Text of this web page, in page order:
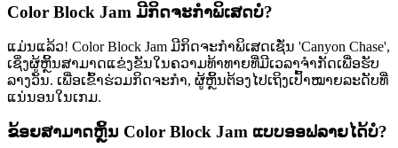
Color Block Jam ມີກິດຈະກຳພິເສດບໍ?
ແມ່ນແລ້ວ! Color Block Jam ມີກິດຈະກຳພິເສດເຊັ່ນ 'Canyon Chase',
ເຊິ່ງຜູ້ຫຼິ້ນສາມາດແຂ່ງຂັນໃນຄວາມທ້າທາຍທີ່ມີເວລາຈຳກັດເພື່ອຮັບ
ລາງວັນ. ເພື່ອເຂົ້າຮ່ວມກິດຈະກຳ, ຜູ້ຫຼິ້ນຕ້ອງໄປເຖິງເປົ້າໝາຍລະດັບທີ່
ແນ່ນອນໃນເກມ.
ຂ້ອຍສາມາດຫຼິ້ນ Color Block Jam ແບບອອຟລາຍໄດ້ບໍ?